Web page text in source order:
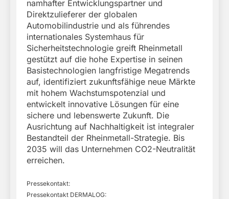
namhafter Entwicklungspartner und
Direktzulieferer der globalen
Automobilindustrie und als führendes
internationales Systemhaus für
Sicherheitstechnologie greift Rheinmetall
gestützt auf die hohe Expertise in seinen
Basistechnologien langfristige Megatrends
auf, identifiziert zukunftsfähige neue Märkte
mit hohem Wachstumspotenzial und
entwickelt innovative Lösungen für eine
sichere und lebenswerte Zukunft. Die
Ausrichtung auf Nachhaltigkeit ist integraler
Bestandteil der Rheinmetall-Strategie. Bis
2035 will das Unternehmen CO2-Neutralität
erreichen.
Pressekontakt:
Pressekontakt DERMALOG: